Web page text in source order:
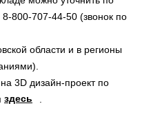
800-707-44-50 (звонок по
области и в регионы
3D дизайн-проект по
здесь